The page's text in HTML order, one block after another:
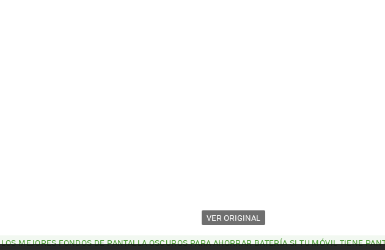
VER ORIGINAL
LOS MEJORES FONDOS DE PANTALLA OSCUROS PARA AHORRAR BATERÍA SI TU MÓVIL TIENE